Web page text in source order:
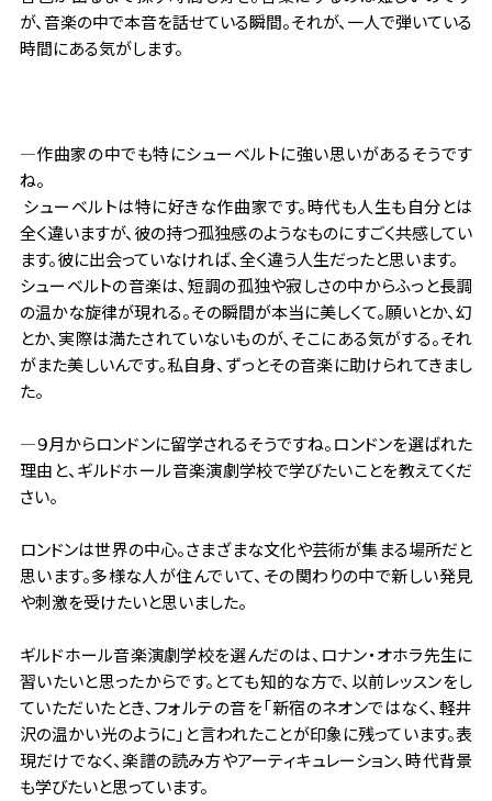
が、音楽の中で本音を話せている瞬間。それが、一人で弾いている
時間にある気がします。
―作曲家の中でも特にシューベルトに強い思いがあるそうです
ね。
シューベルトは特に好きな作曲家です。時代も人生も自分とは
全く違いますが、彼の持つ孤独感のようなものにすごく共感してい
ます。彼に出会っていなければ、全く違う人生だったと思います。
シューベルトの音楽は、短調の孤独や寂しさの中からふっと長調
の温かな旋律が現れる。その瞬間が本当に美しくて。願いとか、幻
とか、実際は満たされていないものが、そこにある気がする。それ
がまた美しいんです。私自身、ずっとその音楽に助けられてきまし
た。
―９月からロンドンに留学されるそうですね。ロンドンを選ばれた
理由と、ギルドホール音楽演劇学校で学びたいことを教えてくだ
さい。
ロンドンは世界の中心。さまざまな文化や芸術が集まる場所だと
思います。多様な人が住んでいて、その関わりの中で新しい発見
や刺激を受けたいと思いました。
ギルドホール音楽演劇学校を選んだのは、ロナン・オホラ先生に
習いたいと思ったからです。とても知的な方で、以前レッスンをし
ていただいたとき、フォルテの音を「新宿のネオンではなく、軽井
沢の温かい光のように」と言われたことが印象に残っています。表
現だけでなく、楽譜の読み方やアーティキュレーション、時代背景
も学びたいと思っています。